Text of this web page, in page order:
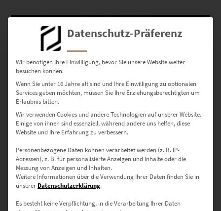
Dieses Produkt weist mehrere Varianten auf. Die Optionen können auf der Produktseite gewählt werden
EZ00409 AMG GTS Esslingen Altstadt
€ 24,90–
Enthält 19% Mwst.
zzgl.
Datenschutz-Präferenz
Wir benötigen Ihre Einwilligung, bevor Sie unsere Website weiter
besuchen können.
Wenn Sie unter 16 Jahre alt sind und Ihre Einwilligung zu optionalen
Services geben möchten, müssen Sie Ihre Erziehungsberechtigten um
Erlaubnis bitten.
Wir verwenden Cookies und andere Technologien auf unserer Website.
Einige von ihnen sind essenziell, während andere uns helfen, diese
Website und Ihre Erfahrung zu verbessern.
Personenbezogene Daten können verarbeitet werden (z. B. IP-
Adressen), z. B. für personalisierte Anzeigen und Inhalte oder die
Messung von Anzeigen und Inhalten.
Weitere Informationen über die Verwendung Ihrer Daten finden Sie in
unserer Datenschutzerklärung.
Es besteht keine Verpflichtung, in die Verarbeitung Ihrer Daten